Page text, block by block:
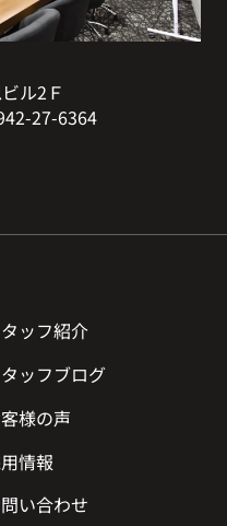
ル2Ｆ
27-6364
ッフ紹介
ッフブログ
様の声
情報
い合わせ